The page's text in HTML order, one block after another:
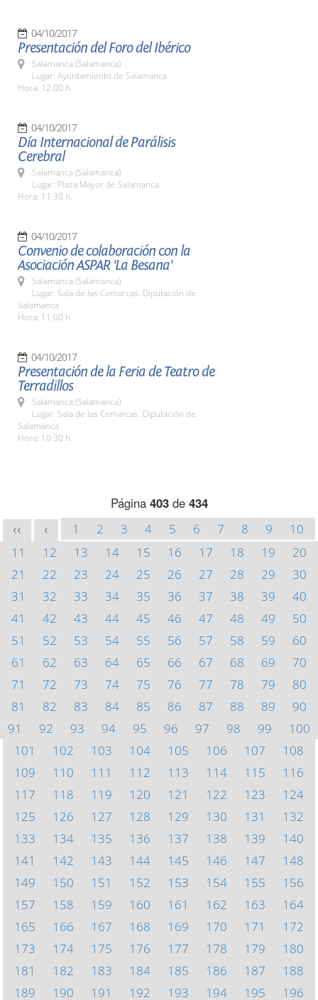
04/10/2017
Presentación del Foro del Ibérico
Salamanca (Salamanca)
Lugar: Ayuntamiento de Salamanca
Hora: 12.00 h.
04/10/2017
Día Internacional de Parálisis
Cerebral
Salamanca (Salamanca)
Lugar: Plaza Mayor de Salamanca
Hora: 11:30 h.
04/10/2017
Convenio de colaboración con la
Asociación ASPAR 'La Besana'
Salamanca (Salamanca)
Lugar: Sala de las Comarcas. Diputación de
Salamanca
Hora: 11:00 h.
04/10/2017
Presentación de la Feria de Teatro de
Terradillos
Salamanca (Salamanca)
Lugar: Sala de las Comarcas. Diputación de
Salamanca
Hora: 10:30 h.
Página 403de 434
<< < 1 2 3 4 5 6 7 8 9
10
11
12 13 14 15 16 17 18 19
20
21
22 23 24 25 26 27 28 29
30
31
32 33 34 35 36 37 38 39
40
41
42 43 44 45 46 47 48 49
50
51
52 53 54 55 56 57 58 59
60
61
62 63 64 65 66 67 68 69
70
71
72 73 74 75 76 77 78 79
80
81
82 83 84 85 86 87 88 89
90
91
92 93 94 95 96 97 98 99
100
101
102 103 104 105 106 107
108
109
110 111 112 113 114 115
116
117
118 119 120 121 122 123
124
125
126 127 128 129 130 131
132
133
134 135 136 137 138 139
140
141
142 143 144 145 146 147
148
149
150 151 152 153 154 155
156
157
158 159 160 161 162 163
164
165
166 167 168 169 170 171
172
173
174 175 176 177 178 179
180
181
182 183 184 185 186 187
188
189
190 191 192 193 194 195
196